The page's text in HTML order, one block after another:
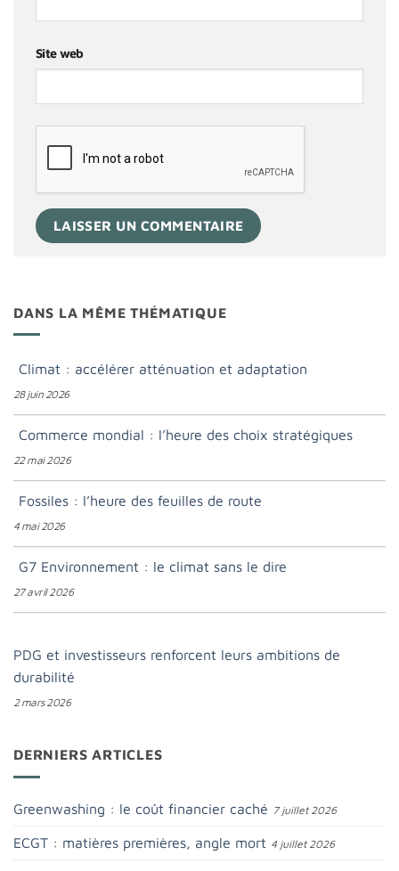
Site web
DANS LA MÊME THÉMATIQUE
Climat : accélérer atténuation et adaptation
28 juin 2026
Commerce mondial : l’heure des choix stratégiques
22 mai 2026
Fossiles : l’heure des feuilles de route
4 mai 2026
G7 Environnement : le climat sans le dire
27 avril 2026
PDG et investisseurs renforcent leurs ambitions de
durabilité
2 mars 2026
DERNIERS ARTICLES
Greenwashing : le coût financier caché 7 juillet 2026
ECGT : matières premières, angle mort 4 juillet 2026